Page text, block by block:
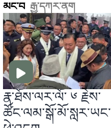
མང་བ རྒྱ་དཀར་ནག
རྣ་ཐོས་ལར་ལོ་ ༦ རྗེས་
ཚོང་ལམ་སྒོ་མོ་སླར་ཡང་